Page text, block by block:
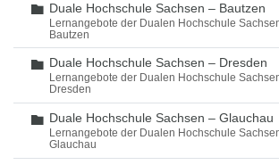
Ordner
Duale Hochschule Sachsen – Bautzen
Lernangebote der Dualen Hochschule
Bautzen
Ordner
Duale Hochschule Sachsen – Dresden
Lernangebote der Dualen Hochschule
Dresden
Ordner
Duale Hochschule Sachsen – Glauchau
Lernangebote der Dualen Hochschule
Glauchau